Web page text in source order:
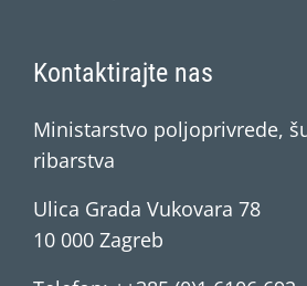
Kontaktirajte nas
Ministarstvo poljoprivrede,
ribarstva
Ulica Grada Vukovara 78
10 000 Zagreb